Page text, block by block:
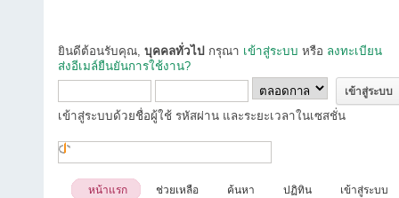
ยินดีต้อนรับคุณ, บุคคลทั่วไป กรุณา เข้าสู่ระบบ หรือ ลงทะเบียน
ส่งอีเมล์ยืนยันการใช้งาน?
เข้าสู่ระบบด้วยชื่อผู้ใช้ รหัสผ่าน และระยะเวลาในเซสชั่น
หน้าแรก ช่วยเหลือ ค้นหา ปฏิทิน เข้าสู่ระบบ